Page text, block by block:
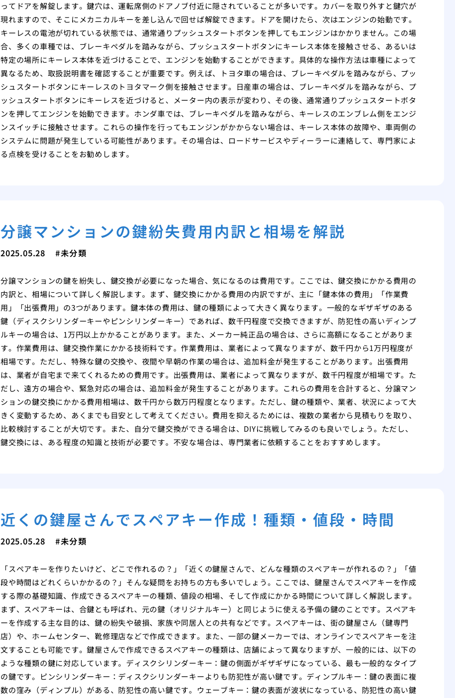
ってドアを解錠します。鍵穴は、運転席側のドアノブ付近に隠されていることが多いです。カバーを取り外すと鍵穴が
現れますので、そこにメカニカルキーを差し込んで回せば解錠できます。ドアを開けたら、次はエンジンの始動です。
キーレスの電池が切れている状態では、通常通りプッシュスタートボタンを押してもエンジンはかかりません。この場
合、多くの車種では、ブレーキペダルを踏みながら、プッシュスタートボタンにキーレス本体を接触させる、あるいは
特定の場所にキーレス本体を近づけることで、エンジンを始動することができます。具体的な操作方法は車種によって
異なるため、取扱説明書を確認することが重要です。例えば、トヨタ車の場合は、ブレーキペダルを踏みながら、プッ
シュスタートボタンにキーレスのトヨタマーク側を接触させます。日産車の場合は、ブレーキペダルを踏みながら、プ
ッシュスタートボタンにキーレスを近づけると、メーター内の表示が変わり、その後、通常通りプッシュスタートボタ
ンを押してエンジンを始動できます。ホンダ車では、ブレーキペダルを踏みながら、キーレスのエンブレム側をエンジ
ンスイッチに接触させます。これらの操作を行ってもエンジンがかからない場合は、キーレス本体の故障や、車両側の
システムに問題が発生している可能性があります。その場合は、ロードサービスやディーラーに連絡して、専門家によ
る点検を受けることをお勧めします。
分譲マンションの鍵紛失費用内訳と相場を解説
2025.05.28 未分類
分譲マンションの鍵を紛失し、鍵交換が必要になった場合、気になるのは費用です。ここでは、鍵交換にかかる費用の
内訳と、相場について詳しく解説します。まず、鍵交換にかかる費用の内訳ですが、主に「鍵本体の費用」「作業費
用」「出張費用」の3つがあります。鍵本体の費用は、鍵の種類によって大きく異なります。一般的なギザギザのある
鍵（ディスクシリンダーキーやピンシリンダーキー）であれば、数千円程度で交換できますが、防犯性の高いディンプ
ルキーの場合は、1万円以上かかることがあります。また、メーカー純正品の場合は、さらに高額になることがありま
す。作業費用は、鍵交換作業にかかる技術料です。作業費用は、業者によって異なりますが、数千円から1万円程度が
相場です。ただし、特殊な鍵の交換や、夜間や早朝の作業の場合は、追加料金が発生することがあります。出張費用
は、業者が自宅まで来てくれるための費用です。出張費用は、業者によって異なりますが、数千円程度が相場です。た
だし、遠方の場合や、緊急対応の場合は、追加料金が発生することがあります。これらの費用を合計すると、分譲マン
ションの鍵交換にかかる費用相場は、数千円から数万円程度となります。ただし、鍵の種類や、業者、状況によって大
きく変動するため、あくまでも目安として考えてください。費用を抑えるためには、複数の業者から見積もりを取り、
比較検討することが大切です。また、自分で鍵交換ができる場合は、DIYに挑戦してみるのも良いでしょう。ただし、
鍵交換には、ある程度の知識と技術が必要です。不安な場合は、専門業者に依頼することをおすすめします。
近くの鍵屋さんでスペアキー作成！種類・値段・時間
2025.05.28 未分類
「スペアキーを作りたいけど、どこで作れるの？」「近くの鍵屋さんで、どんな種類のスペアキーが作れるの？」「値
段や時間はどれくらいかかるの？」そんな疑問をお持ちの方も多いでしょう。ここでは、鍵屋さんでスペアキーを作成
する際の基礎知識、作成できるスペアキーの種類、値段の相場、そして作成にかかる時間について詳しく解説します。
まず、スペアキーは、合鍵とも呼ばれ、元の鍵（オリジナルキー）と同じように使える予備の鍵のことです。スペアキ
ーを作成する主な目的は、鍵の紛失や破損、家族や同居人との共有などです。スペアキーは、街の鍵屋さん（鍵専門
店）や、ホームセンター、靴修理店などで作成できます。また、一部の鍵メーカーでは、オンラインでスペアキーを注
文することも可能です。鍵屋さんで作成できるスペアキーの種類は、店舗によって異なりますが、一般的には、以下の
ような種類の鍵に対応しています。ディスクシリンダーキー：鍵の側面がギザギザになっている、最も一般的なタイプ
の鍵です。ピンシリンダーキー：ディスクシリンダーキーよりも防犯性が高い鍵です。ディンプルキー：鍵の表面に複
数の窪み（ディンプル）がある、防犯性の高い鍵です。ウェーブキー：鍵の表面が波状になっている、防犯性の高い鍵